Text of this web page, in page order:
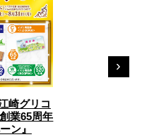
崎グリコ
業65周年
ン』
›